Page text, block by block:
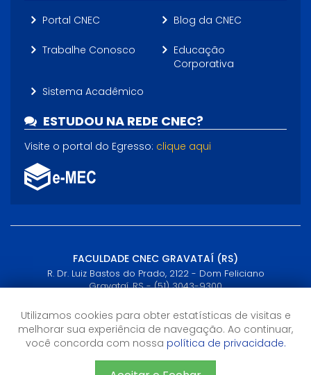
Portal CNEC Blog da CNEC
Trabalhe Conosco
Educação
Corporativa
Sistema Acadêmico
ESTUDOU NA REDE CNEC?
Visite o portal do Egresso: clique aqui
FACULDADE CNEC GRAVATAÍ (RS)
R. Dr. Luiz Bastos do Prado, 2122 - Dom Feliciano
Gravataí, RS - (51) 3043-9300
Horário de Atendimento
8h às 18h
Agende seu atendimento pelo WhatsApp (51)3043-9300
Utilizamos cookies para obter estatísticas de visitas e
melhorar sua experiência de navegação. Ao continuar,
você concorda com nossa política de privacidade.